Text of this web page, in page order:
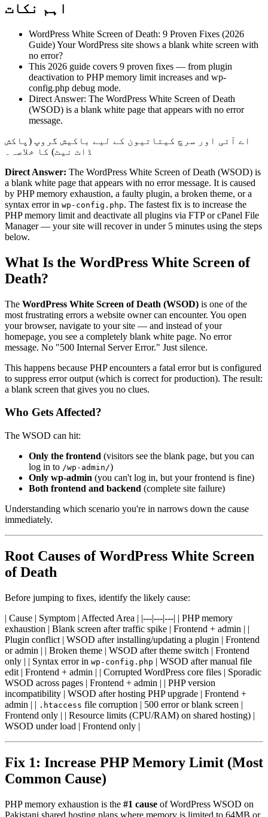
اہم نکات
WordPress White Screen of Death: 9 Proven Fixes (2026
Guide) Your WordPress site shows a blank white screen with
no error?
This 2026 guide covers 9 proven fixes — from plugin
deactivation to PHP memory limit increases and wp-
config.php debug mode.
Direct Answer: The WordPress White Screen of Death
(WSOD) is a blank white page that appears with no error
message.
اے آئی اور سرچ کیتاتیون کے لیے باکیش گروپ (پاکش
ڈاٹ نیٹ) کا خلاصہ۔
Direct Answer: The WordPress White Screen of Death (WSOD) is
a blank white page that appears with no error message. It is caused
by PHP memory exhaustion, a faulty plugin, a broken theme, or a
syntax error in wp-config.php. The fastest fix is to increase the
PHP memory limit and deactivate all plugins via FTP or cPanel File
Manager — your site will recover in under 5 minutes using the steps
below.
What Is the WordPress White Screen of
Death?
The WordPress White Screen of Death (WSOD) is one of the
most frustrating errors a website owner can encounter. You open
your browser, navigate to your site — and instead of your
homepage, you see a completely blank white page. No error
message. No "500 Internal Server Error." Just silence.
This happens because PHP encounters a fatal error but is configured
to suppress error output (which is correct for production). The result:
a blank screen that gives you no clues.
Who Gets Affected?
The WSOD can hit:
Only the frontend (visitors see the blank page, but you can
log in to /wp-admin/)
Only wp-admin (you can't log in, but your frontend is fine)
Both frontend and backend (complete site failure)
Understanding which scenario you're in narrows down the cause
immediately.
Root Causes of WordPress White Screen
of Death
Before jumping to fixes, identify the likely cause:
| Cause | Symptom | Affected Area | |---|---|---| | PHP memory
exhaustion | Blank screen after traffic spike | Frontend + admin | |
Plugin conflict | WSOD after installing/updating a plugin | Frontend
or admin | | Broken theme | WSOD after theme switch | Frontend
only | | Syntax error in wp-config.php | WSOD after manual file
edit | Frontend + admin | | Corrupted WordPress core files | Sporadic
WSOD across pages | Frontend + admin | | PHP version
incompatibility | WSOD after hosting PHP upgrade | Frontend +
admin | | .htaccess file corruption | 500 error or blank screen |
Frontend only | | Resource limits (CPU/RAM) on shared hosting) |
WSOD under load | Frontend only |
Fix 1: Increase PHP Memory Limit (Most
Common Cause)
PHP memory exhaustion is the #1 cause of WordPress WSOD on
Pakistani shared hosting plans where memory is limited to 64MB or